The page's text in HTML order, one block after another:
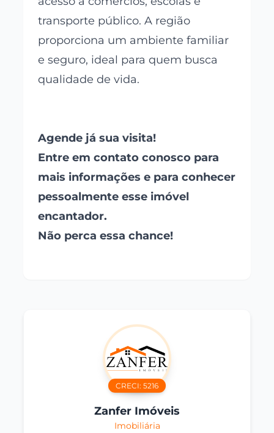
transporte público. A região
proporciona um ambiente familiar
e seguro, ideal para quem busca
qualidade de vida.
Agende já sua visita!
Entre em contato conosco para
mais informações e para conhecer
pessoalmente esse imóvel
encantador.
Não perca essa chance!
CRECI: 5216
Zanfer Imóveis
Imobiliária